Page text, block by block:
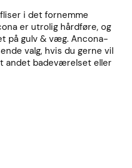
i det fornemme
er utrolig hårdføre, og
på gulv & væg. Ancona-
valg, hvis du gerne vil
andet badeværelset eller